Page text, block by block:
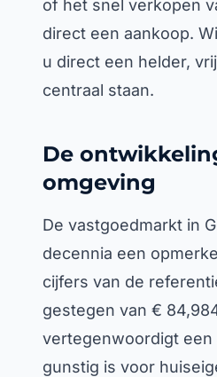
of het snel verkopen
direct een aankoop.
u direct een helder,
centraal staan.
De
omgeving
De vastgoedmarkt in
decennia een
cijfers van de
gestegen van €
vertegenwoordigt een
gunstig is voor